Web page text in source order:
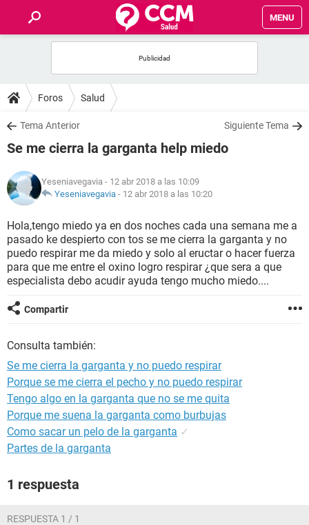
MENU
FOROS
SALUD
NUTRICIÓN
BIENESTAR
SEXUALIDAD
GLOSARIO
Foros Salud
Tema Anterior Siguiente Tema
Se me cierra la garganta help miedo
Yeseniavegavia - 12 abr 2018 a las 10:09
Yeseniavegavia - 12 abr 2018 a las 10:20
Hola,tengo miedo ya en dos noches cada una semana me a
pasado ke despierto con tos se me cierra la garganta y no
puedo respirar me da miedo y solo al eructar o hacer fuerza
para que me entre el oxino logro respirar ¿que sera a que
especialista debo acudir ayuda tengo mucho miedo....
Compartir
Consulta también:
Se me cierra la garganta y no puedo respirar
Porque se me cierra el pecho y no puedo respirar
Tengo algo en la garganta que no se me quita
Porque me suena la garganta como burbujas
Como sacar un pelo de la garganta ✓
Partes de la garganta
1 respuesta
RESPUESTA 1 / 1